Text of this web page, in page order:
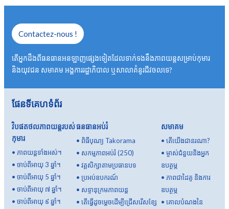
Contactez-nous !
តើអ្នកដឹងពីធនធានអនឡាញផ្សេងទៀតដែលទាក់ទងនឹងភាពយន្តសម្រាប់កុមារ
និងយុវជន សមាគម អង្គការរដ្ឋាភិបាល ឬសាលាគំនូរជីវចលទេ?
ផែនទីគេហទំព័រ
វិបផតថលភាពយន្តរបស់
កុមារ
• ភាពយន្តទាំងអស់។
• ចាប់ពីអាយុ 3 ឆ្នាំ។
• ចាប់ពីអាយុ 5 ឆ្នាំ។
• ចាប់ពីអាយុ ៧ ឆ្នាំ។
• ចាប់ពីអាយុ ៩ ឆ្នាំ។
ធនធានអប់រំ
• ពិធីបុណ្យ Takorama
• សកម្មភាពអប់រំ (250)
• វគ្គសិក្សាតាមប្រធានបទ
• ប្រអប់ឧបករណ៍
• សទ្ទានុក្រមភាពយន្ត
• តើធ្វើដូចម្តេចដើម្បីជ្រើសរើសខ្សែ
សមាគម
•តើយើងជានរណា?
•ម្ចាស់ជំនួយនិងអ្នក
ឧបត្ថម្ភ
•ភាពជាដៃគូ និងការ
ឧបត្ថម្ភ
•គោលបំណងនៃ